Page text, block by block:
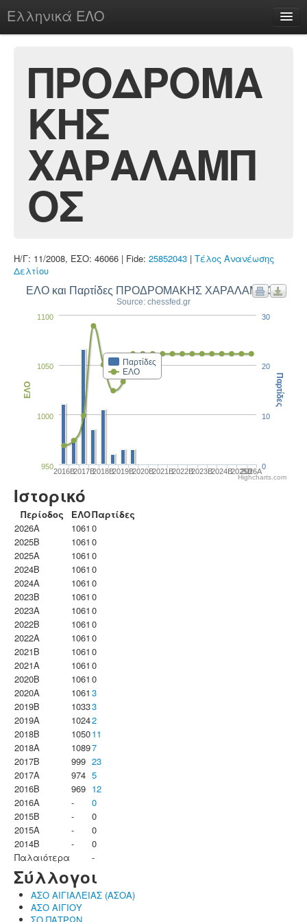
Ελληνικά ΕΛΟ
chesstu.be @ discord
Login
ΠΡΟΔΡΟΜΑ
ΚΗΣ
ΧΑΡΑΛΑΜΠ
ΟΣ
Η/Γ: 11/2008, ΕΣΟ: 46066 | Fide: 25852043 | Τέλος Ανανέωσης
Δελτίου
ΕΛΟ και Παρτίδες ΠΡΟΔΡΟΜΑΚΗΣ ΧΑΡΑΛΑΜΠΟΣ
Source: chessfed.gr
Παρτίδες
ΕΛΟ
2016B2017B2018B2019B2020B2021B2022B2023B2024B2025B2026A
950
1000
1050
1100
ΕΛΟ
0
10
20
30
Παρτίδες
Highcharts.com
Ιστορικό
Περίοδος ΕΛΟΠαρτίδες
2026A
1061 0
2025B
1061 0
2025A
1061 0
2024B
1061 0
2024A
1061 0
2023B
1061 0
2023Α
1061 0
2022B
1061 0
2022A
1061 0
2021B
1061 0
2021A
1061 0
2020B
1061 0
2020A
1061 3
2019B
10333
2019A
10242
2018B
105011
2018A
10897
2017B
999 23
2017A
974 5
2016B
969 12
2016A
-
0
2015B
-
0
2015A
-
0
2014B
-
0
Παλαιότερα
-
Σύλλογοι
ΑΣΟ ΑΙΓΙΑΛΕΙΑΣ (ΑΣΟΑ)
ΑΣΟ ΑΙΓΙΟΥ